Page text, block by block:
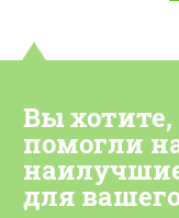
Вы
помогли
для